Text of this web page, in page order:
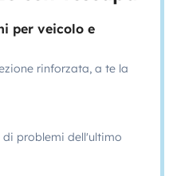
per veicolo e
rinforzata, a te la
problemi dell'ultimo